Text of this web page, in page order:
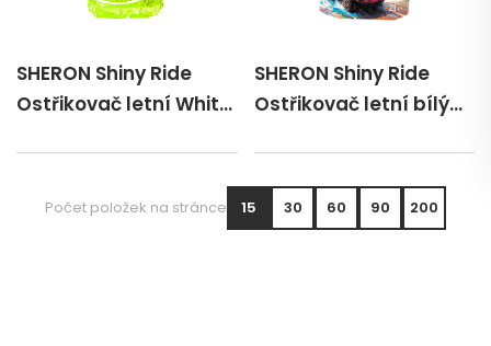
SHERON Shiny Ride
Ostřikovač letní White
SHERON Shiny Ride
Ostřikovač letní bílý
Počet položek na stránce 15 30 60 90 200